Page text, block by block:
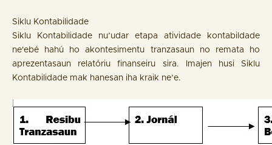
Siklu Kontabilidade
Siklu Kontabilidade nu’udar etapa atividade kontabildade
ne'ebé hahú ho akontesimentu tranzasaun no remata ho
aprezentasaun relatóriu finanseiru sira. Imajen husi Siklu
Kontabilidade mak hanesan iha kraik ne’e.